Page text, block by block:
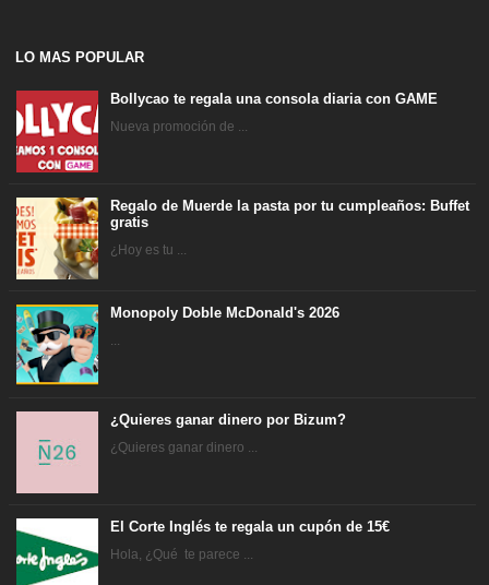
LO MAS POPULAR
Bollycao te regala una consola diaria con GAME
Nueva promoción de ...
Regalo de Muerde la pasta por tu cumpleaños: Buffet
gratis
¿Hoy es tu ...
Monopoly Doble McDonald's 2026
...
¿Quieres ganar dinero por Bizum?
¿Quieres ganar dinero ...
El Corte Inglés te regala un cupón de 15€
Hola, ¿Qué te parece ...